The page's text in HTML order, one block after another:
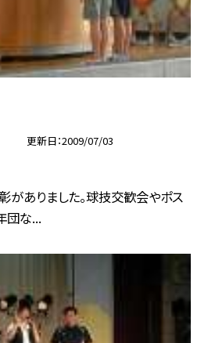
更新日 2009/07/03
ありました。球技交歓会やポス
団な...